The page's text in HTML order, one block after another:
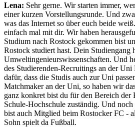
Lena: Sehr gerne. Wir starten immer,
einer kurzen Vorstellungsrunde. Und
was das Internet so über euch beide
einfach mal mit dir. Wir haben
Studium nach Rostock gekommen bist
Rostock studiert hast. Dein Studiengang
Umweltingenieurswissenschaften. Und
des Studierenden-Recruitings an der
dafür, dass die Studis auch zur Uni
Matchmaker an der Uni, so haben wir
ganz konkret bist du für den Bereich der
Schule-Hochschule zuständig. Und
bist auch Mitglied beim Rostocker FC -
Sohn spielt da Fußball.